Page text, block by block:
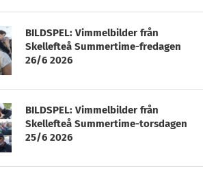
BILDSPEL: Vimmelbilder från
Skellefteå Summertime-fredagen
26/6 2026
BILDSPEL: Vimmelbilder från
Skellefteå Summertime-torsdagen
25/6 2026